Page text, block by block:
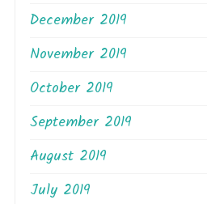
December 2019
November 2019
October 2019
September 2019
August 2019
July 2019